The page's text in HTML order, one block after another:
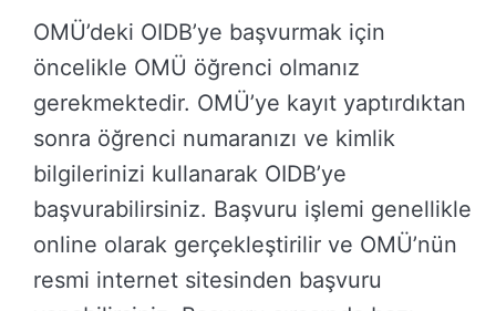
OMÜ’deki OIDB’ye başvurmak için
öncelikle OMÜ öğrenci olmanız
gerekmektedir. OMÜ’ye kayıt yaptırdıktan
sonra öğrenci numaranızı ve kimlik
bilgilerinizi kullanarak OIDB’ye
başvurabilirsiniz. Başvuru işlemi genellikle
online olarak gerçekleştirilir ve OMÜ’nün
resmi internet sitesinden başvuru